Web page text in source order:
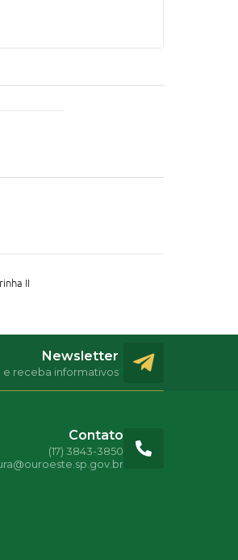
II
Contato
(17) 3843-3850
Newsletter
e receba informativos